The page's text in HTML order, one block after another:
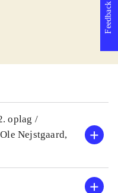
oplag /
Nejstgaard,
Feedback